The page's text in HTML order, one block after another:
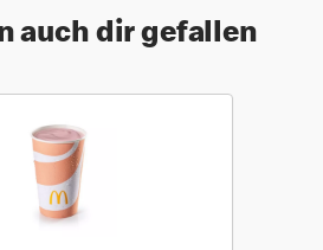
auch dir gefallen